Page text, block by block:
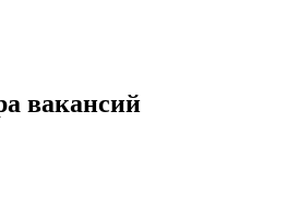
вакансий